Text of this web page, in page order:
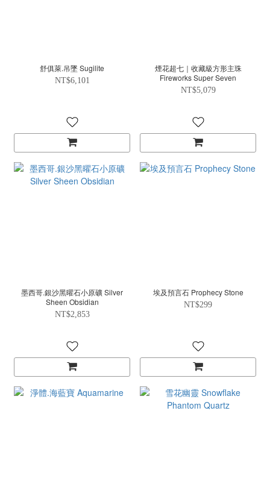
舒俱萊.吊墜 Sugilite
NT$6,101
煙花超七｜收藏級方形主珠
Fireworks Super Seven
NT$5,079
墨西哥.銀沙黑曜石小原礦 Silver
Sheen Obsidian
NT$2,853
埃及預言石 Prophecy Stone
NT$299